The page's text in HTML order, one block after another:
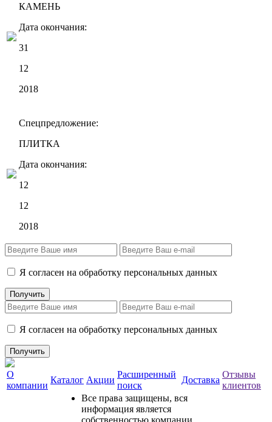
КАМЕНЬ
Дата окончания:
31
12
2018
Спецпредложение:
ПЛИТКА
Дата окончания:
12
12
2018
Я согласен на обработку персональных данных
Я согласен на обработку персональных данных
О
компании
Каталог Акции
Расширенный
поиск
Доставка
Отзывы
клиентов
Все права защищены, вся
информация является
собственностью компании.